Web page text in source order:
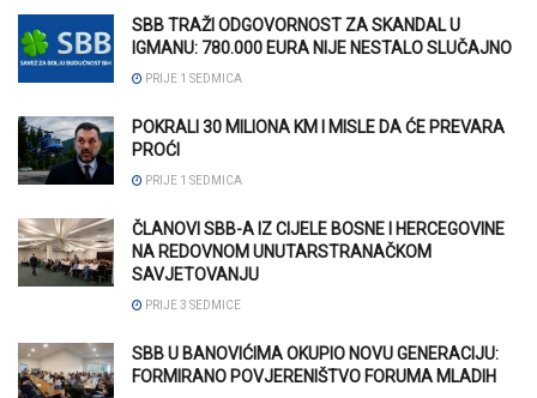
SBB TRAŽI ODGOVORNOST ZA SKANDAL U
IGMANU: 780.000 EURA NIJE NESTALO SLUČAJNO
PRIJE 1 SEDMICA
POKRALI 30 MILIONA KM I MISLE DA ĆE PREVARA
PROĆI
PRIJE 1 SEDMICA
ČLANOVI SBB-A IZ CIJELE BOSNE I HERCEGOVINE
NA REDOVNOM UNUTARSTRANAČKOM
SAVJETOVANJU
PRIJE 3 SEDMICE
SBB U BANOVIĆIMA OKUPIO NOVU GENERACIJU:
FORMIRANO POVJERENIŠTVO FORUMA MLADIH